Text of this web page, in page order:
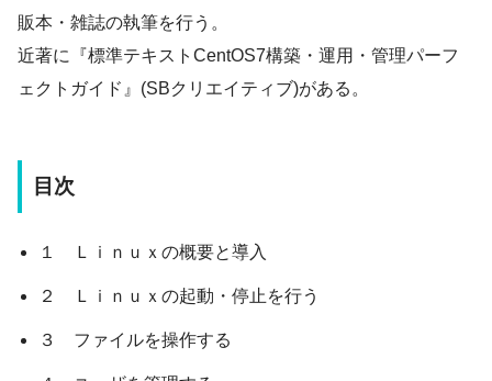
販本・雑誌の執筆を行う。
近著に『標準テキストCentOS7構築・運用・管理パーフ
ェクトガイド』(SBクリエイティブ)がある。
目次
１ Ｌｉｎｕｘの概要と導入
２ Ｌｉｎｕｘの起動・停止を行う
３ ファイルを操作する